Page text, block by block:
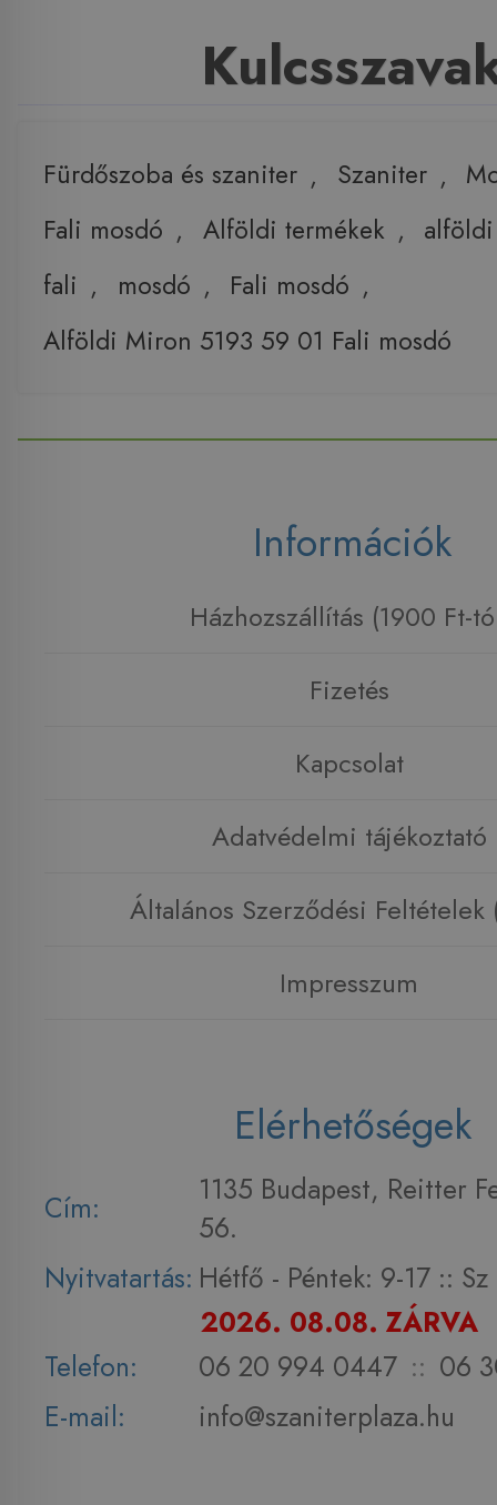
Fürdőszoba és szaniter , Szaniter ,
Fali mosdó , Alföldi termékek , alföldi
fali , mosdó , Fali mosdó ,
Alföldi Miron 5193 59 01 Fali mosdó
Információk
Házhozszállítás (1900 Ft-
Fizetés
Kapcsolat
Adatvédelmi tájékoztató
Általános Szerződési Feltételek
Impresszum
Elérhetőségek
Cím:
1135 Budapest, Reitter
56.
Nyitvatartás: Hétfő - Péntek: 9-17 :: Sz
2026. 08.08. ZÁRVA
Telefon:
06 20 994 0447 :: 06
E-mail:
info@szaniterplaza.hu